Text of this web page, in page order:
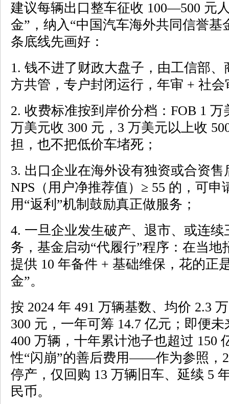
建议每辆出口整车征收 100—500 元
金”，纳入“中国汽车海外共同信誉基
条底线先画好：
1. 钱不进了财政大盘子，由工信部
方共管，专户封闭运行，年审 + 社
2. 收费标准按到岸价分档：FOB 1 万
万美元收 300 元，3 万美元以上收
担，也不把低价车堵死；
3. 出口企业在海外设有独资或合资
NPS（用户净推荐值）≥ 55 的，可申
用“返利”机制鼓励真正做服务；
4. 一旦企业发生破产、退市、或连
务，基金启动“代履行”程序：在当
提供 10 年备件 + 基础维保，花的正
金”。
按 2024 年 491 万辆基数、均价 2.3
300 元，一年可筹 14.7 亿元；即便
400 万辆，十年累计池子也超过 150
性“闪崩”的善后费用——作为参照，
停产，仅回购 13 万辆旧车、延续 5
民币。